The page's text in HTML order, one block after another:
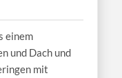
einem
und Dach und
mit